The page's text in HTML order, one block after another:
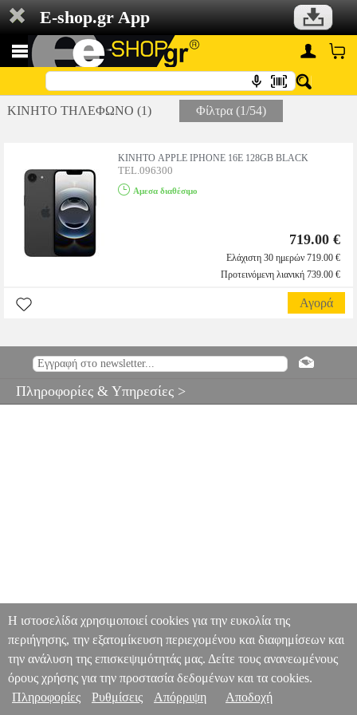
E-shop.gr App
ΚΙΝΗΤΟ ΤΗΛΕΦΩΝΟ (1) Φίλτρα (1/54)
ΚΙΝΗΤΟ APPLE IPHONE 16E 128GB BLACK
TEL.096300
Αμεσα διαθέσιμο
719.00 €
Ελάχιστη 30 ημερών 719.00 €
Προτεινόμενη λιανική 739.00 €
Αγορά
Πληροφορίες & Υπηρεσίες >
Η ιστοσελίδα χρησιμοποιεί cookies για την ευκολία της
περιήγησης, την εξατομίκευση περιεχομένου και διαφημίσεων και
την ανάλυση της επισκεψιμότητάς μας. Δείτε τους ανανεωμένους
όρους χρήσης για την προστασία δεδομένων και τα cookies.
Πληροφορίες
Ρυθμίσεις Απόρριψη Αποδοχή